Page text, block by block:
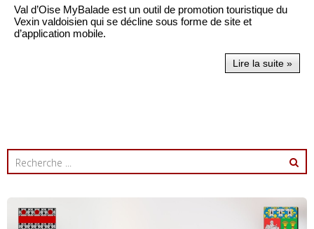
Val d’Oise MyBalade est un outil de promotion touristique du
Vexin valdoisien qui se décline sous forme de site et
d’application mobile.
Lire la suite »